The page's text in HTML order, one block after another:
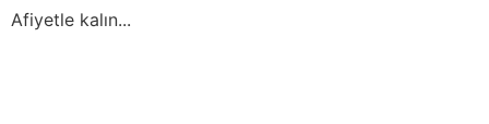
Afiyetle kalın...